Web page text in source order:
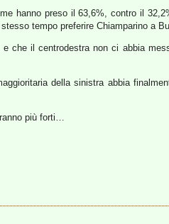
hanno preso il 63,6%, contro il
tempo preferire Chiamparino a
che il centrodestra non ci abbia
della sinistra abbia
più forti…